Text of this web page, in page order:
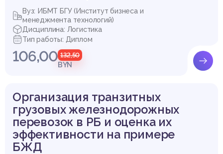
Вуз: ИБМТ БГУ (Институт бизнеса и
менеджмента технологий)
Дисциплина: Логистика
Тип работы: Диплом
106,00 132,50
BYN
Организация транзитных
грузовых железнодорожных
перевозок в РБ и оценка их
эффективности на примере
БЖД